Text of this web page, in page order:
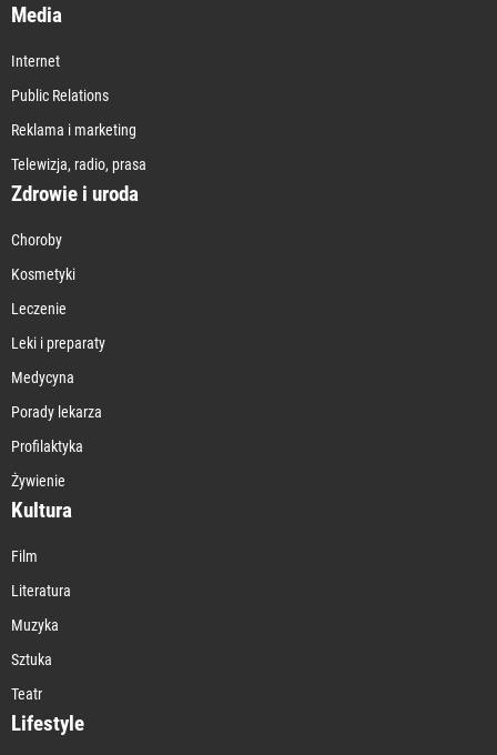
Media
Internet
Public Relations
Reklama i marketing
Telewizja, radio, prasa
Zdrowie i uroda
Choroby
Kosmetyki
Leczenie
Leki i preparaty
Medycyna
Porady lekarza
Profilaktyka
Żywienie
Kultura
Film
Literatura
Muzyka
Sztuka
Teatr
Lifestyle